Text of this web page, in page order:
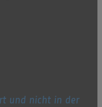
und nicht in der